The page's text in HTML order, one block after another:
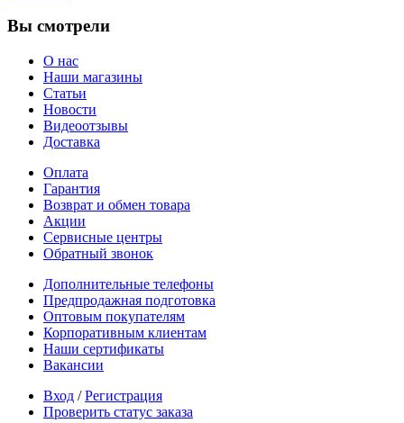
Вы смотрели
О нас
Наши магазины
Статьи
Новости
Видеоотзывы
Доставка
Оплата
Гарантия
Возврат и обмен товара
Акции
Сервисные центры
Обратный звонок
Дополнительные телефоны
Предпродажная подготовка
Оптовым покупателям
Корпоративным клиентам
Наши сертификаты
Вакансии
Вход /Регистрация
Проверить статус заказа